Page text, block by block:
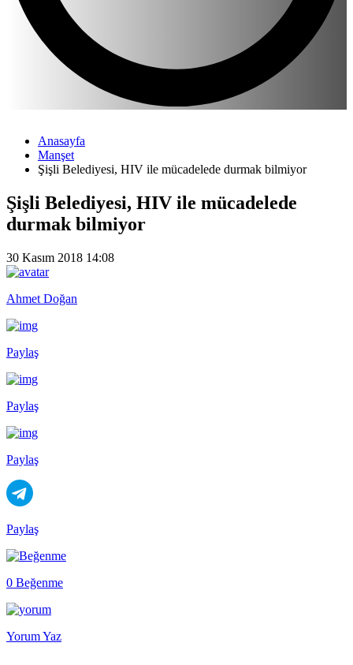
Anasayfa
Manşet
Şişli Belediyesi, HIV ile mücadelede durmak bilmiyor
Şişli Belediyesi, HIV ile mücadelede
durmak bilmiyor
30 Kasım 2018 14:08
Ahmet Doğan
Paylaş
Paylaş
Paylaş
Paylaş
0 Beğenme
Yorum Yaz